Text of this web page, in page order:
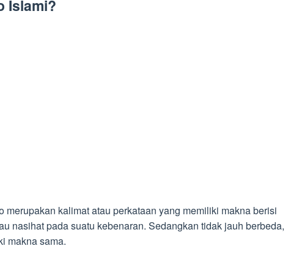
Islami?
merupakan kalimat atau perkataan yang memiliki makna berisi
nasihat pada suatu kebenaran. Sedangkan tidak jauh berbeda,
makna sama.